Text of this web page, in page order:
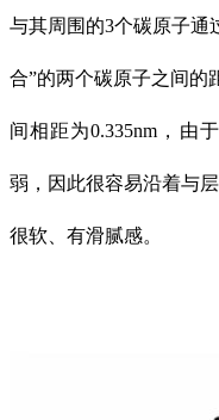
与其周围的3个碳原子通
合”的两个碳原子之间的
间相距为0.335nm，由
弱，因此很容易沿着与
很软、有滑腻感。